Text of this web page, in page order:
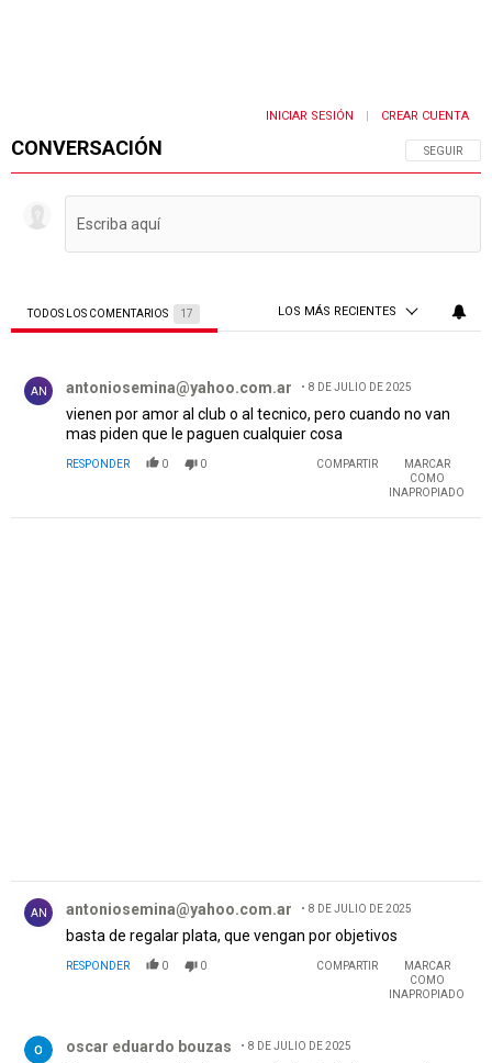
CONVERSACIÓN SIGA ESTA
SEGUIR
INICIAR SESIÓN CREAR CUENTA
TODOS LOS COMENTARIOS 17 LOS MÁS RECIENTES
AN antoniosemina@yahoo.com.ar 8 DE JULIO DE 2025
vienen por amor al club o al tecnico, pero cuando no van
mas piden que le paguen cualquier cosa
RESPONDER 0 0 COMPARTIR
MARCAR
COMO
INAPROPIADO
AN antoniosemina@yahoo.com.ar 8 DE JULIO DE 2025
basta de regalar plata, que vengan por objetivos
RESPONDER 0 0 COMPARTIR
MARCAR
COMO
INAPROPIADO
oscar eduardo bouzas 8 DE JULIO DE 2025